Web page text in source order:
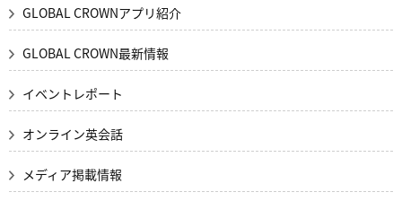
GLOBAL CROWNアプリ紹介
GLOBAL CROWN最新情報
イベントレポート
オンライン英会話
メディア掲載情報